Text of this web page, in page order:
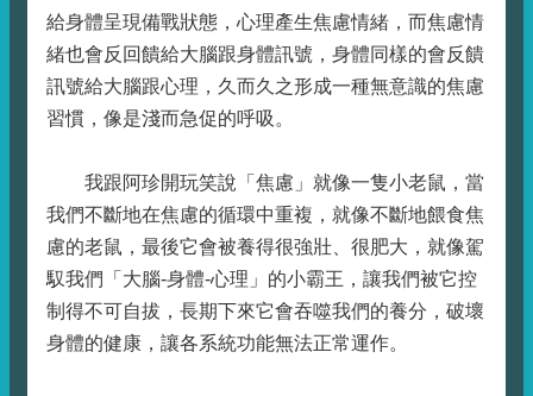
給身體呈現備戰狀態，心理產生焦慮情緒，而焦慮情
緒也會反回饋給大腦跟身體訊號，身體同樣的會反饋
訊號給大腦跟心理，久而久之形成一種無意識的焦慮
習慣，像是淺而急促的呼吸。
我跟阿珍開玩笑說「焦慮」就像一隻小老鼠，當
我們不斷地在焦慮的循環中重複，就像不斷地餵食焦
慮的老鼠，最後它會被養得很強壯、很肥大，就像駕
馭我們「大腦-身體-心理」的小霸王，讓我們被它控
制得不可自拔，長期下來它會吞噬我們的養分，破壞
身體的健康，讓各系統功能無法正常運作。